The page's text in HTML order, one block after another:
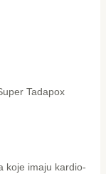
Tadapox
koje imaju kardio-